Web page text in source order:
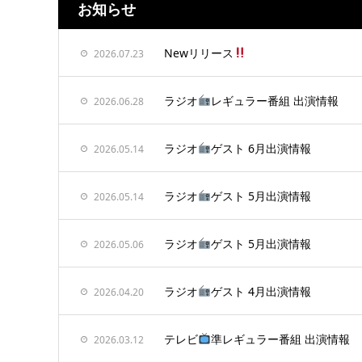
お知らせ
2026.07.23 Newリリース
2026.06.28 ラジオ レギュラー番組 出演情報
2026.05.14 ラジオ ゲスト 6月出演情報
2026.05.14 ラジオ ゲスト 5月出演情報
2026.05.06 ラジオ ゲスト 5月出演情報
2026.04.20 ラジオ ゲスト 4月出演情報
2026.03.12 テレビ 準レギュラー番組 出演情報